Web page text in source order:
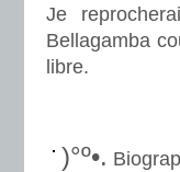
Je
Bellagamba
libre.
)°º•.